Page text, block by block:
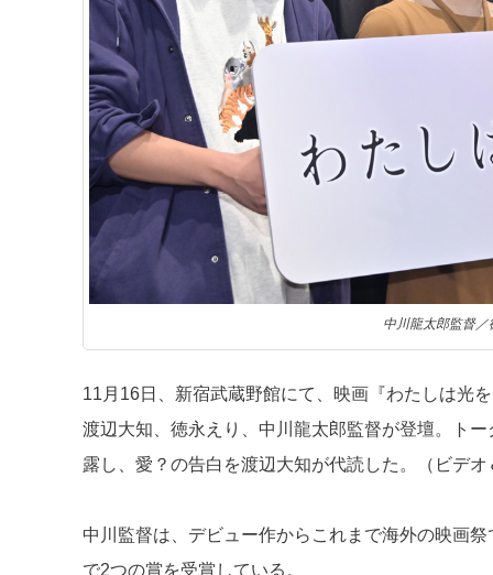
中川龍太郎監督
11月16日、新宿武蔵野館にて、映画『わたしは光
渡辺大知、徳永えり、中川龍太郎監督が登壇。ト
露し、愛？の告白を渡辺大知が代読した。（ビデオ
中川監督は、デビュー作からこれまで海外の映画
で2つの賞を受賞している。